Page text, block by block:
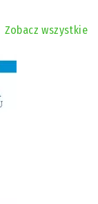
Zobacz wszystkie